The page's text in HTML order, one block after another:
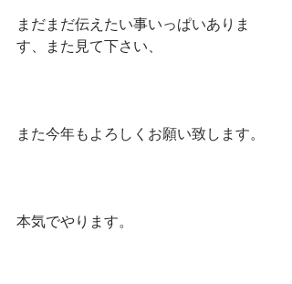
まだまだ伝えたい事いっぱいありま
す、また見て下さい、
また今年もよろしくお願い致します。
本気でやります。